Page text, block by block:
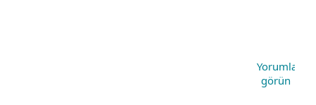
Yorumları
görün